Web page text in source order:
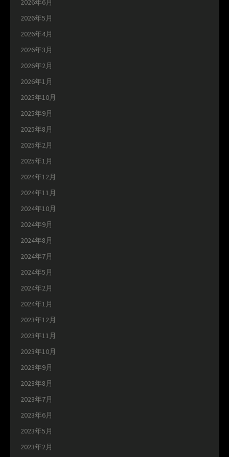
2026年6月
2026年5月
2026年4月
2026年3月
2026年2月
2026年1月
2025年10月
2025年9月
2025年8月
2025年2月
2025年1月
2024年12月
2024年11月
2024年10月
2024年9月
2024年8月
2024年7月
2024年5月
2024年2月
2024年1月
2023年12月
2023年11月
2023年10月
2023年9月
2023年8月
2023年7月
2023年6月
2023年5月
2023年2月